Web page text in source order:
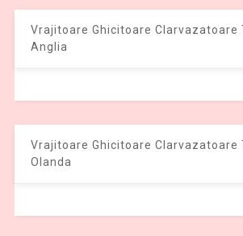
Vrajitoare Ghicitoare Clarvazatoare
Anglia
Vrajitoare Ghicitoare Clarvazatoare
Olanda